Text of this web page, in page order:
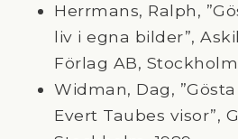
Herrmans, Ralph,
liv i egna bilder”,
Förlag AB,
Widman, Dag,
Evert Taubes visor”,